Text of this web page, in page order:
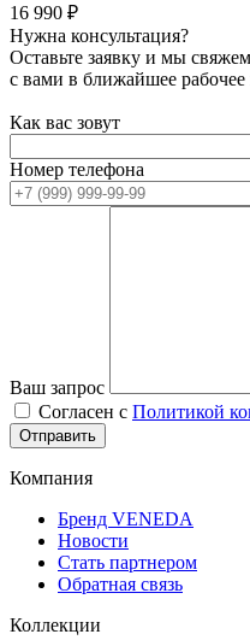
16 990 ₽
Нужна консультация?
Оставьте заявку и мы
с вами в ближайшее рабочее
Как вас зовут
Номер телефона
Ваш запрос
Согласен с Политикой
Компания
Бренд VENEDA
Новости
Стать партнером
Обратная связь
Коллекции